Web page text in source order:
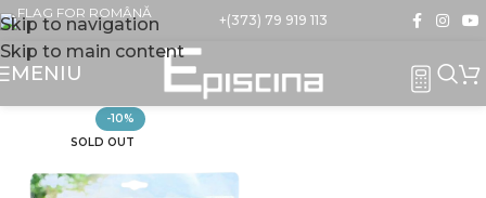
Skip to navigation
Skip to main content
+(373) 79 919 113
MENIU
-10%
SOLD OUT